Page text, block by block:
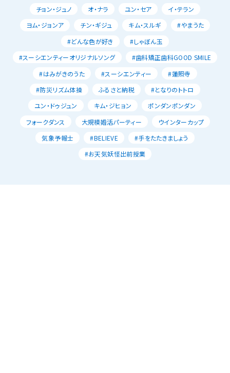
チョン・ジュノ
オ・ナラ ユン・セア
イ・テラン
ヨム・ジョンア
チン・ギジュ キム・スルギ
#やまうた
#どんな色が好き
#しゃぼん玉
#スーシエンティーオリジナルソング
#歯科矯正歯科GOOD SMILE
#はみがきのうた
#スーシエンティー
#蓮照寺
#防災リズム体操
ふるさと納税
#となりのトトロ
ユン・ドゥジュン
キム・ジヒョン
ポンダンポンダン
フォークダンス
大規模婚活パーティー
ウインターカップ
気象予報士
#BELIEVE
#手をたたきましょう
#お天気妖怪出前授業